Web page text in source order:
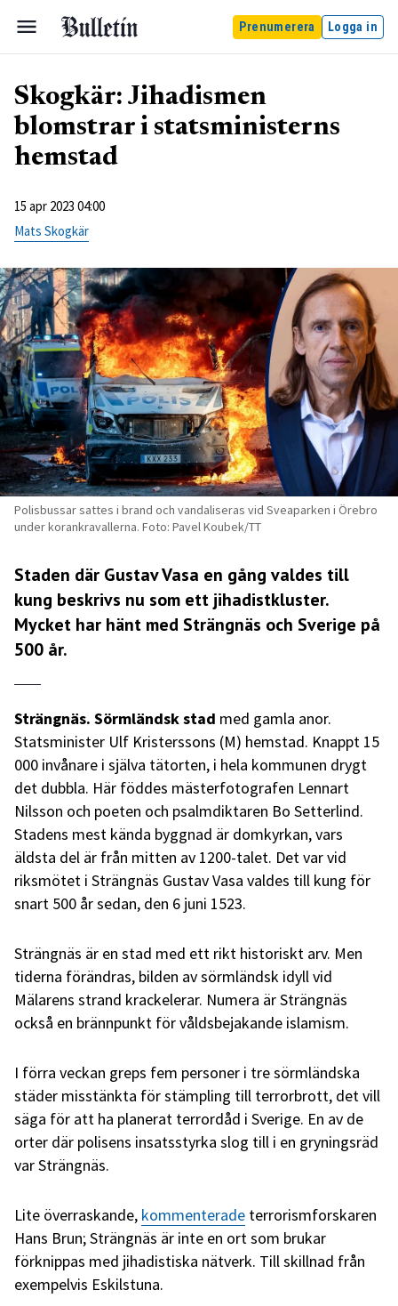
Prenumerera Logga in
Skogkär: Jihadismen
blomstrar i statsministerns
hemstad
15 apr 2023 04:00
Mats Skogkär
Polisbussar sattes i brand och vandaliseras vid Sveaparken i Örebro
under korankravallerna. Foto: Pavel Koubek/TT
Staden där Gustav Vasa en gång valdes till
kung beskrivs nu som ett jihadistkluster.
Mycket har hänt med Strängnäs och Sverige på
500 år.
Strängnäs. Sörmländsk stad med gamla anor.
Statsminister Ulf Kristerssons (M) hemstad. Knappt 15
000 invånare i själva tätorten, i hela kommunen drygt
det dubbla. Här föddes mästerfotografen Lennart
Nilsson och poeten och psalmdiktaren Bo Setterlind.
Stadens mest kända byggnad är domkyrkan, vars
äldsta del är från mitten av 1200-talet. Det var vid
riksmötet i Strängnäs Gustav Vasa valdes till kung för
snart 500 år sedan, den 6 juni 1523.
Strängnäs är en stad med ett rikt historiskt arv. Men
tiderna förändras, bilden av sörmländsk idyll vid
Mälarens strand krackelerar. Numera är Strängnäs
också en brännpunkt för våldsbejakande islamism.
I förra veckan greps fem personer i tre sörmländska
städer misstänkta för stämpling till terrorbrott, det vill
säga för att ha planerat terrordåd i Sverige. En av de
orter där polisens insatsstyrka slog till i en gryningsräd
var Strängnäs.
Lite överraskande, kommenterade terrorismforskaren
Hans Brun; Strängnäs är inte en ort som brukar
förknippas med jihadistiska nätverk. Till skillnad från
exempelvis Eskilstuna.